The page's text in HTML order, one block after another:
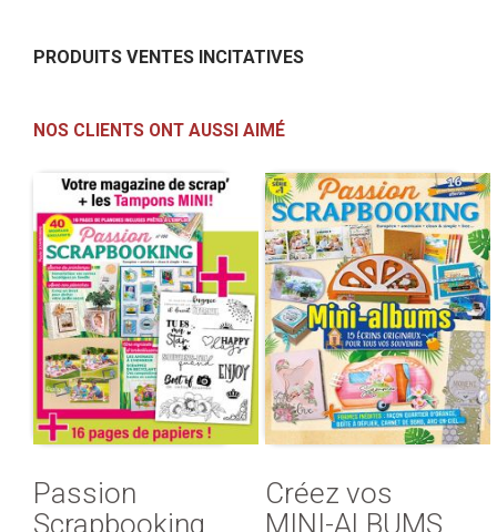
PRODUITS VENTES INCITATIVES
NOS CLIENTS ONT AUSSI AIMÉ
Passion
Scrapbooking
Créez vos
MINI-ALBUMS